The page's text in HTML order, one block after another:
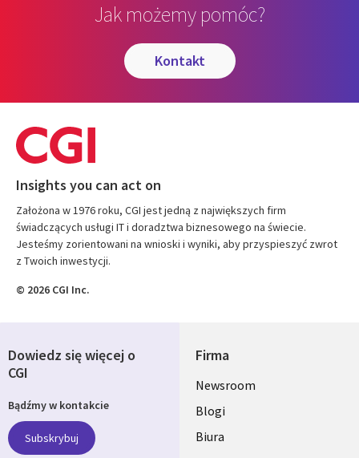
Jak możemy pomóc?
kontakt
Insights you can act on
Założona w 1976 roku, CGI jest jedną z największych firm
świadczących usługi IT i doradztwa biznesowego na świecie.
Jesteśmy zorientowani na wnioski i wyniki, aby przyspieszyć zwrot
z Twoich inwestycji.
© 2026 CGI Inc.
Firma
Useful
links
SECTIONS
Newsroom
Blogi
Biura
Dowiedz się więcej o
CGI
Bądźmy w kontakcie
Subskrybuj